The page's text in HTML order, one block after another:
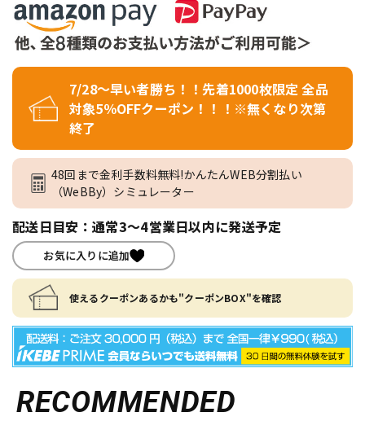
7/28～早い者勝ち！！先着1000枚限定 全品
対象5％OFFクーポン！！！※無くなり次第
終了
48回まで金利手数料無料!かんたんWEB分割払い
（WeBBy）シミュレーター
配送日目安：通常3～4営業日以内に発送予定
お気に入りに追加
使えるクーポンあるかも"クーポンBOX"を確認
RECOMMENDED